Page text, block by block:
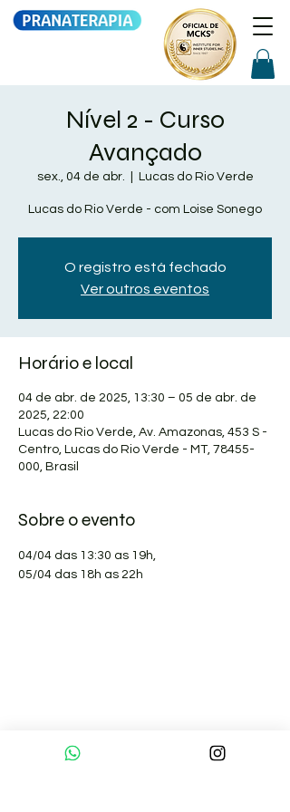
Nível 2 - Curso
Avançado
sex., 04 de abr. Lucas do Rio Verde
Lucas do Rio Verde - com Loise Sonego
O registro está fechado
Ver outros eventos
Horário e local
04 de abr. de 2025, 13:30 – 05 de abr. de
2025, 22:00
Lucas do Rio Verde, Av. Amazonas, 453 S -
Centro, Lucas do Rio Verde - MT, 78455-
000, Brasil
Sobre o evento
04/04 das 13:30 as 19h,
05/04 das 18h as 22h